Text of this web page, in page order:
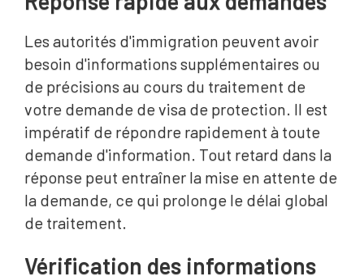
Les autorités d'immigration peuvent avoir
besoin d'informations supplémentaires ou
de précisions au cours du traitement de
votre demande de visa de protection. Il est
impératif de répondre rapidement à toute
demande d'information. Tout retard dans la
réponse peut entraîner la mise en attente de
la demande, ce qui prolonge le délai global
de traitement.
Vérification des informations